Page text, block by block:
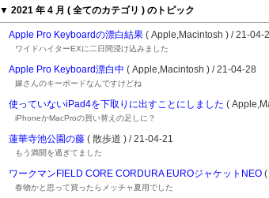
▼ 2021 年 4 月 ( 全てのカテゴリ ) のトピック
Apple Pro Keyboardの漂白結果 ( Apple,Macintosh ) / 21-04-
ワイドハイターEXに二日間浸け込みました
Apple Pro Keyboard漂白中 ( Apple,Macintosh ) / 21-04-28
嫁さんのキーボードなんですけどね
使っていないiPad4を下取りに出すことにしました (
iPhoneかMacProの買い替えの足しに？
蓮華寺池公園の藤 ( 散歩道 ) / 21-04-21
もう満開を過ぎてました
ワークマンFIELD CORE CORDURA EUROジャケットNEO (
春物かと思って買ったらメッチャ夏用でした